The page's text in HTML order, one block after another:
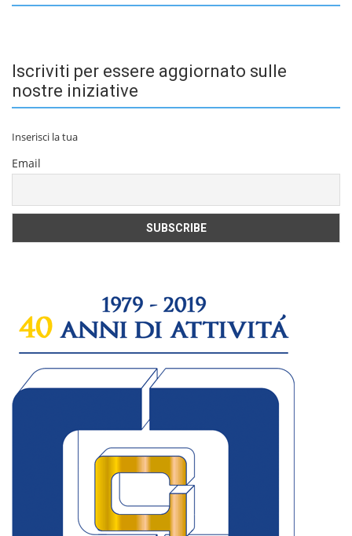
Iscriviti per essere aggiornato sulle
nostre iniziative
Inserisci la tua
Email